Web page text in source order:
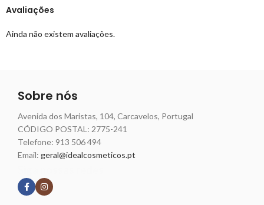
Avaliações
Ainda não existem avaliações.
Sobre nós
Avenida dos Maristas, 104, Carcavelos, Portugal
CÓDIGO POSTAL: 2775-241
Telefone: 913 506 494
Email: geral@idealcosmeticos.pt